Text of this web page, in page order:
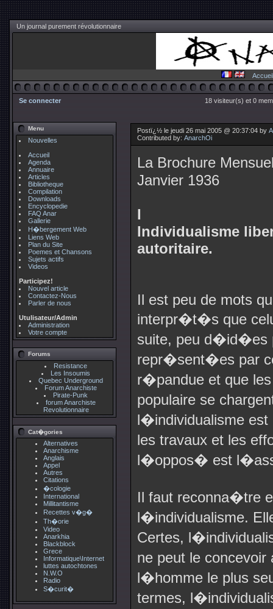
Un journal purement révolutionnaire
Accueil
Se connecter 18 visiteur(s) et 0
Menu
Nouvelles
Accueil
Agenda
Annuaire
Articles
Bibliotheque
Compilation
Downloads
Encyclopedie
FAQ Anar
Gallerie
H�bergement Web
Liens Web
Plan du Site
Poemes et Chansons
Sujets actifs
Videos
Participez!
Nouvel article
Contactez-Nous
Parler de nous
Utulisateur/Admin
Administration
Votre compte
Forums
Resistance
Les Insoumis
Quebec Underground
Forum Anarchiste
Pirate-Punk
forum Anarchiste
Revolutionnaire
Cat�gories
Alternatives
Anarchisme
Anglais
Appel
Autres
Citations
�cologie
International
Millitantisme
Recettes v�g�
Th�orie
Video
Anarkhia
Blackblock
Grece
Informatique\Internet
luttes autochtones
N.W.O
Radio
S�curit�
Postï¿½ le jeudi 26 mai 2005 @ 20:37:04 by
Contributed by: AnarchOi
La Brochure
Janvier 1936
I
Individualisme
autoritaire.
Il est peu de mots
interpr�t�s que
suite, peu d�id�es
repr�sent�es par
r�pandue et que
populaire se
l�individualisme
les travaux et les
l�oppos� est
Il faut reconna�tre
l�individualisme.
Certes,
ne peut le
l�homme le plus
termes,